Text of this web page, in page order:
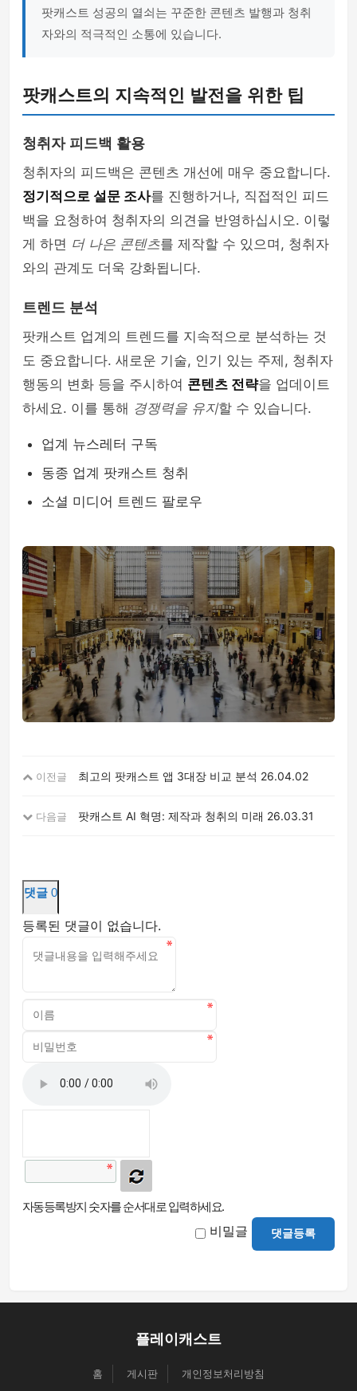
팟캐스트 성공의 열쇠는 꾸준한 콘텐츠 발행과 청취
자와의 적극적인 소통에 있습니다.
팟캐스트의 지속적인 발전을 위한 팁
청취자 피드백 활용
청취자의 피드백은 콘텐츠 개선에 매우 중요합니다.
정기적으로 설문 조사를 진행하거나, 직접적인 피드
백을 요청하여 청취자의 의견을 반영하십시오. 이렇
게 하면 더 나은 콘텐츠를 제작할 수 있으며, 청취자
와의 관계도 더욱 강화됩니다.
트렌드 분석
팟캐스트 업계의 트렌드를 지속적으로 분석하는 것
도 중요합니다. 새로운 기술, 인기 있는 주제, 청취자
행동의 변화 등을 주시하여 콘텐츠 전략을 업데이트
하세요. 이를 통해 경쟁력을 유지할 수 있습니다.
업계 뉴스레터 구독
동종 업계 팟캐스트 청취
소셜 미디어 트렌드 팔로우
이전글 최고의 팟캐스트 앱 3대장 비교 분석 26.04.02
다음글 팟캐스트 AI 혁명: 제작과 청취의 미래 26.03.31
댓글 0
등록된 댓글이 없습니다.
자동등록방지 숫자를 순서대로 입력하세요.
비밀글 댓글등록
플레이캐스트
홈 게시판 개인정보처리방침